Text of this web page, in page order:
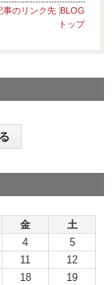
事のリンク先 BLOG
トップ
金
土
4
5
11
12
18
19